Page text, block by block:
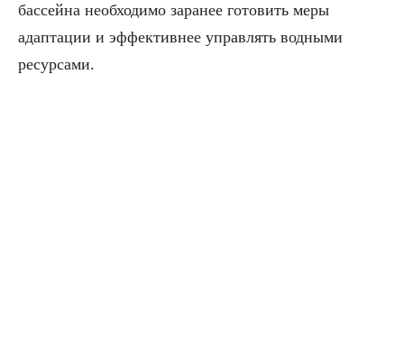
бассейна необходимо заранее готовить меры
адаптации и эффективнее управлять водными
ресурсами.